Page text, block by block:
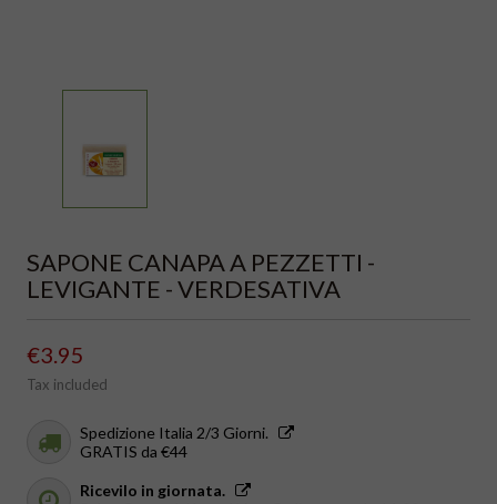
SAPONE CANAPA A PEZZETTI -
LEVIGANTE - VERDESATIVA
€3.95
Tax included
Spedizione Italia 2/3 Giorni.
GRATIS da €44
Ricevilo in giornata.